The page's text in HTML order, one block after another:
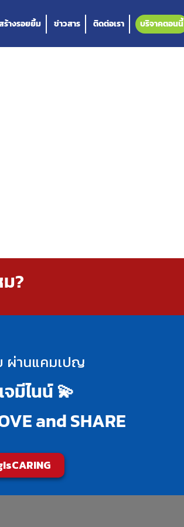
ร้างรอยยิ้ม ข่าวสาร ติดต่อเรา บริจาคตอนนี้
?
ผ่านแคมเปญ
มีไนน์ 💫
and SHARE